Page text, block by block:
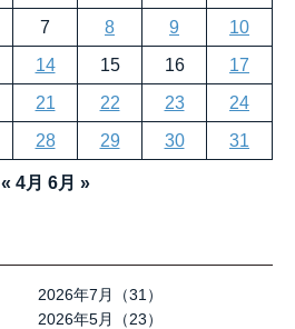
7 8 9
10
14 15 16
17
21 22 23
24
28 29 30 31
« 4月 6月 »
2026年7月（31）
2026年5月（23）